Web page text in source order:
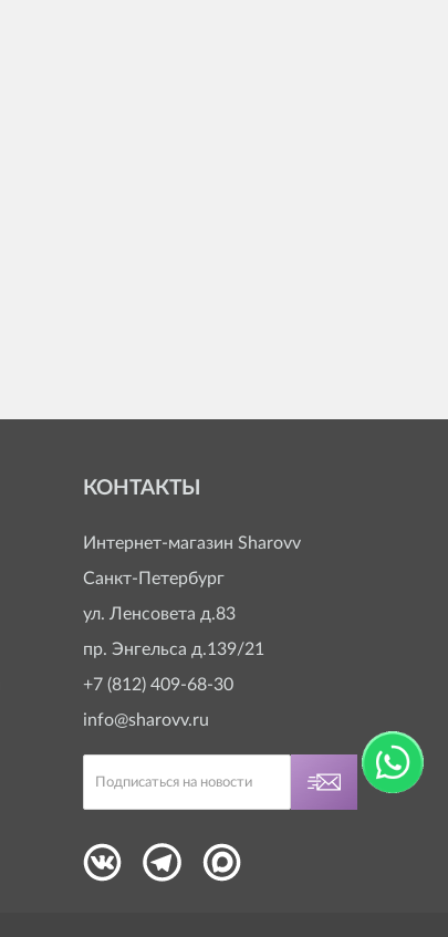
КОНТАКТЫ
Интернет-магазин Sharovv
Санкт-Петербург
ул. Ленсовета д.83
пр. Энгельса д.139/21
+7 (812) 409-68-30
info@sharovv.ru